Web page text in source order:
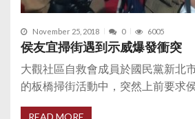
November 25, 2018 0 6005
侯友宜掃街遇到示威爆發衝突
大觀社區自救會成員於國民黨新北
的板橋掃街活動中，突然上前要求
READ MORE